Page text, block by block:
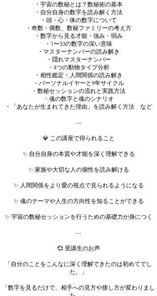
・宇宙の数秘とは？数秘術の基本
・自分自身の数字を読み解く方法
・頭・心・体の数字について
・奇数・偶数、数秘ファミリーの考え方
・数字から見る才能・強み・弱み
・1〜33の数字の深い意味
・マスターナンバーの読み解き
・隠れマスターナンバー
・4つの動物タイプ分析
・相性鑑定・人間関係の読み解き
・パーソナルイヤーと9年サイクル
・数秘セッションの流れと実践方法
・魂の数字と魂のシナリオ
・「あなたが生まれてきた理由」を読み解く方法 など
---
💎 この講座で得られること
✨ 自分自身の本質や才能を深く理解できる
✨ 家族や大切な人の個性を読み解ける
✨ 人間関係をより愛の視点で見られるようになる
✨ 魂のテーマや人生の方向性を知ることができる
✨ 宇宙の数秘セッションを行うための基礎力が身につく
---
💞 受講生のお声
「自分のことをこんなに深く理解できたのは初めてでし
た。」
「数字を見るだけで、相手への見方や接し方が変わりまし